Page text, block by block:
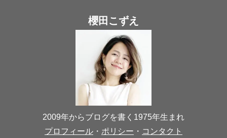
櫻田こずえ
2009年からブログを書く1975年生まれ
プロフィール ・ ポリシー ・ コンタクト